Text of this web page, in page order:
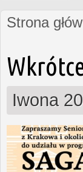
Jesteś tutaj
Strona
Iwona